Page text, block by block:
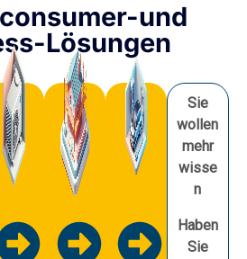
und
Lösungen
Sie
wollen
mehr
wisse
n
Haben
Sie